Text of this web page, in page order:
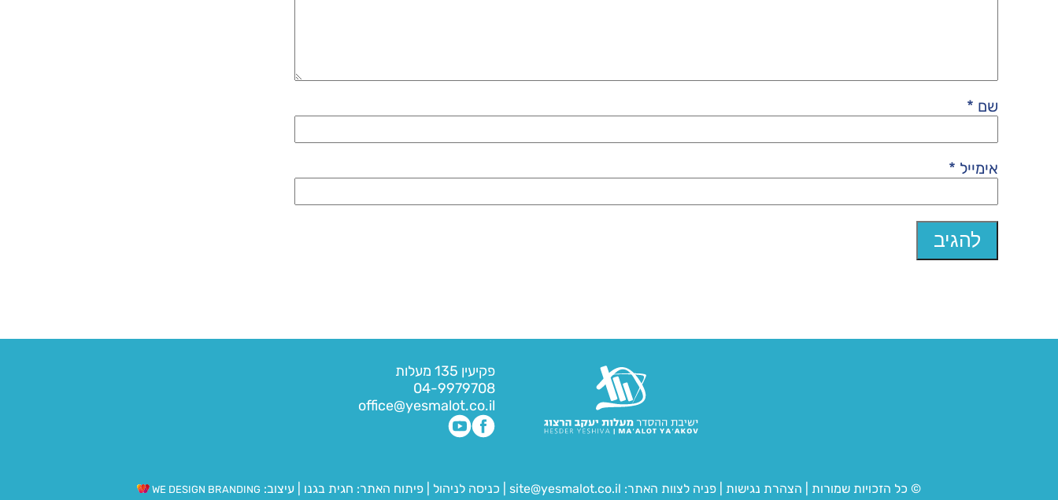
שם *
אימייל *
פקיעין 135 מעלות
04-9979708
office@yesmalot.co.il
© כל הזכויות שמורות הצהרת נגישות פניה לצוות האתר: site@yesmalot.co.il כניסה לניהול פיתוח האתר: חגית בגנו עיצוב: WE DESIGN BRANDING